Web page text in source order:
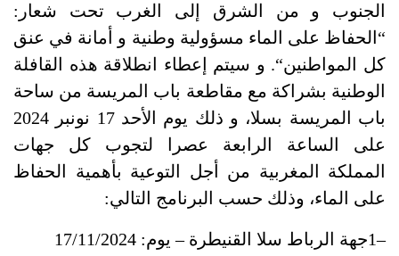
الجنوب و من الشرق إلى الغرب تحت شعار :
“ الحفاظ على الماء مسؤولية وطنية و
أمانة في عنق
كل المواطنين“. و سيتم إعطاء انطلاقة هذه القافلة
الوطنية بشراكة مع مقاطعة باب المريسة من ساحة
باب المريسة بسلا، و ذلك يوم الأحد 17 نونبر 2024
على الساعة الرابعة عصرا لتجوب كل جهات
المملكة المغربية من أجل التوعية بأهمية الحفاظ
على الماء، وذلك حسب البرنامج التالي:
–1 جهة الرباط سلا القنيطرة – يوم: 17/11/2024